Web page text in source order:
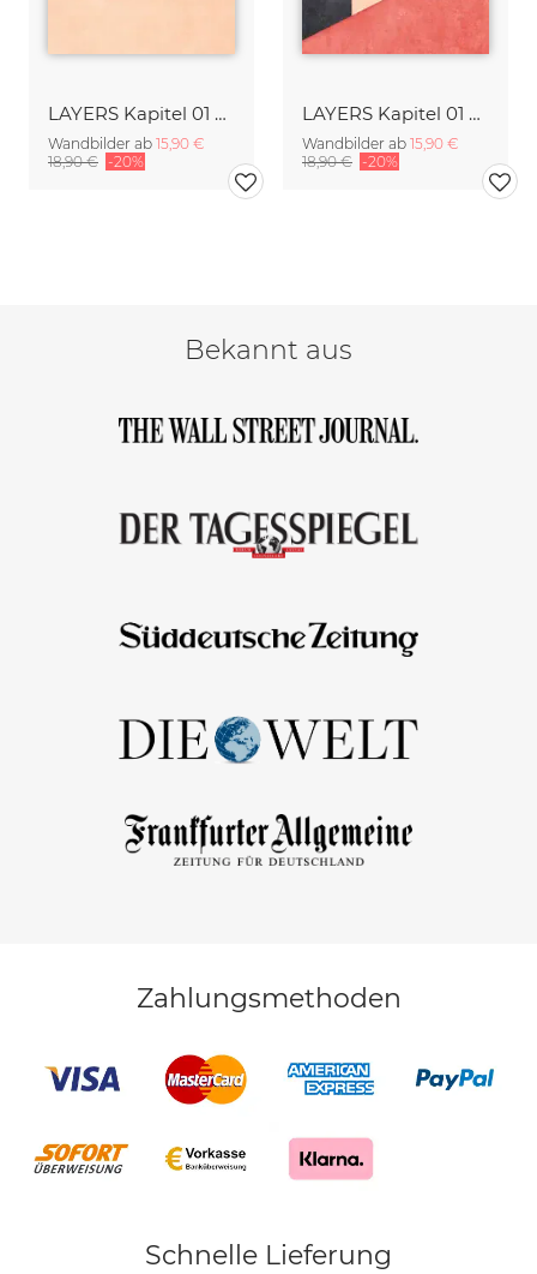
LAYERS Kapitel 01 Absatz 02 - a
Wandbilder ab 15,90 €
18,90 € -20%
LAYERS Kapitel 01 Absatz 04 - a
Wandbilder ab 15,90 €
18,90 € -20%
Bekannt aus
Zahlungsmethoden
Schnelle Lieferung